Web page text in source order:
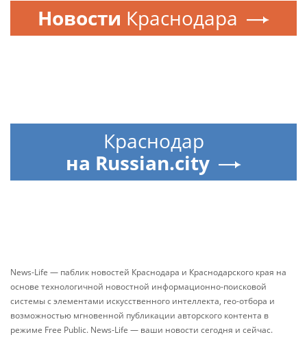
Новости Краснодара
Краснодар
на Russian.city
News-Life — паблик новостей Краснодара и Краснодарского края на
основе технологичной новостной информационно-поисковой
системы с элементами искусственного интеллекта, гео-отбора и
возможностью мгновенной публикации авторского контента в
режиме Free Public. News-Life — ваши новости сегодня и сейчас.